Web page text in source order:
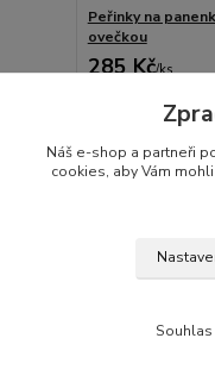
Peřinky na
ovečkou
285 Kč/ks
Náš e-shop a partneři
cookies, aby Vám